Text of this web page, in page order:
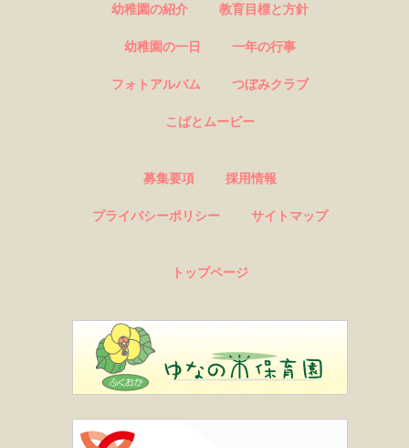
幼稚園の紹介 教育目標と方針
幼稚園の一日 一年の行事
フォトアルバム つぼみクラブ
こばとムービー
募集要項 採用情報
プライバシーポリシー サイトマップ
トップページ